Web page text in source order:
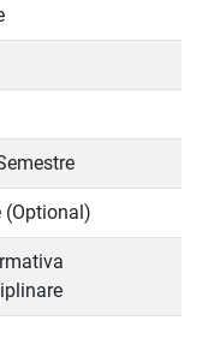
(Optional)